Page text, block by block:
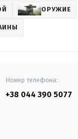
ОРУЖИЕ
Номер телефона:
+38 044 390 5077